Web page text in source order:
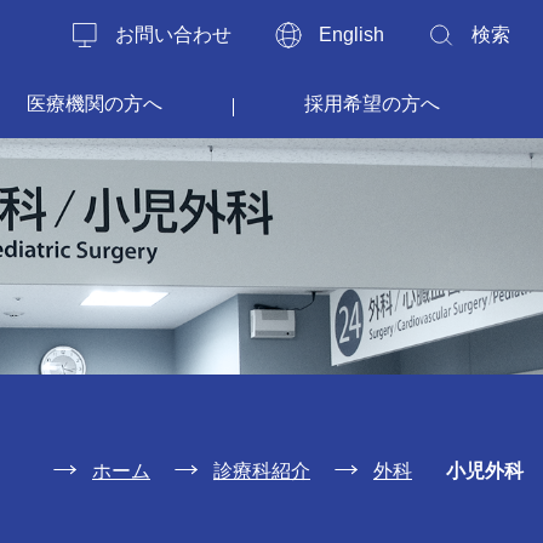
お問い合わせ English 検索
医療機関の方へ 採用希望の方へ
ホーム 診療科紹介 外科 小児外科